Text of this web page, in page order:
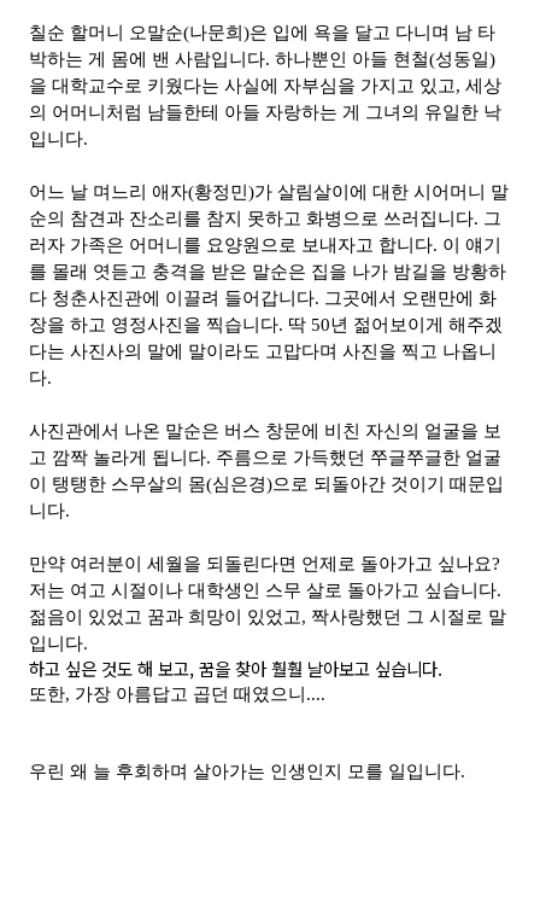
칠순 할머니 오말순(나문희)은 입에 욕을 달고 다니며 남 타
박하는 게 몸에 밴 사람입니다. 하나뿐인 아들 현철(성동일)
을 대학교수로 키웠다는 사실에 자부심을 가지고 있고, 세상
의 어머니처럼 남들한테 아들 자랑하는 게 그녀의 유일한 낙
입니다.
어느 날 며느리 애자(황정민)가 살림살이에 대한 시어머니 말
순의 참견과 잔소리를 참지 못하고 화병으로 쓰러집니다. 그
러자 가족은 어머니를 요양원으로 보내자고 합니다. 이 얘기
를 몰래 엿듣고 충격을 받은 말순은 집을 나가 밤길을 방황하
다 청춘사진관에 이끌려 들어갑니다. 그곳에서 오랜만에 화
장을 하고 영정사진을 찍습니다. 딱 50년 젊어보이게 해주겠
다는 사진사의 말에 말이라도 고맙다며 사진을 찍고 나옵니
다.
사진관에서 나온 말순은 버스 창문에 비친 자신의 얼굴을 보
고 깜짝 놀라게 됩니다. 주름으로 가득했던 쭈글쭈글한 얼굴
이 탱탱한 스무살의 몸(심은경)으로 되돌아간 것이기 때문입
니다.
만약 여러분이 세월을 되돌린다면 언제로 돌아가고 싶나요?
저는 여고 시절이나 대학생인 스무 살로 돌아가고 싶습니다.
젊음이 있었고 꿈과 희망이 있었고, 짝사랑했던 그 시절로 말
입니다.
하고 싶은 것도 해 보고, 꿈을 찾아 훨훨 날아보고 싶습니다.
또한, 가장 아름답고 곱던 때였으니....
우린 왜 늘 후회하며 살아가는 인생인지 모를 일입니다.